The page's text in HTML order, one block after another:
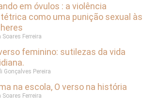
em óvulos : a violência
como uma punição sexual às
Soares Ferreira
feminino: sutilezas da vida
Gonçalves Pereira
na escola, O verso na história
Soares Ferreira